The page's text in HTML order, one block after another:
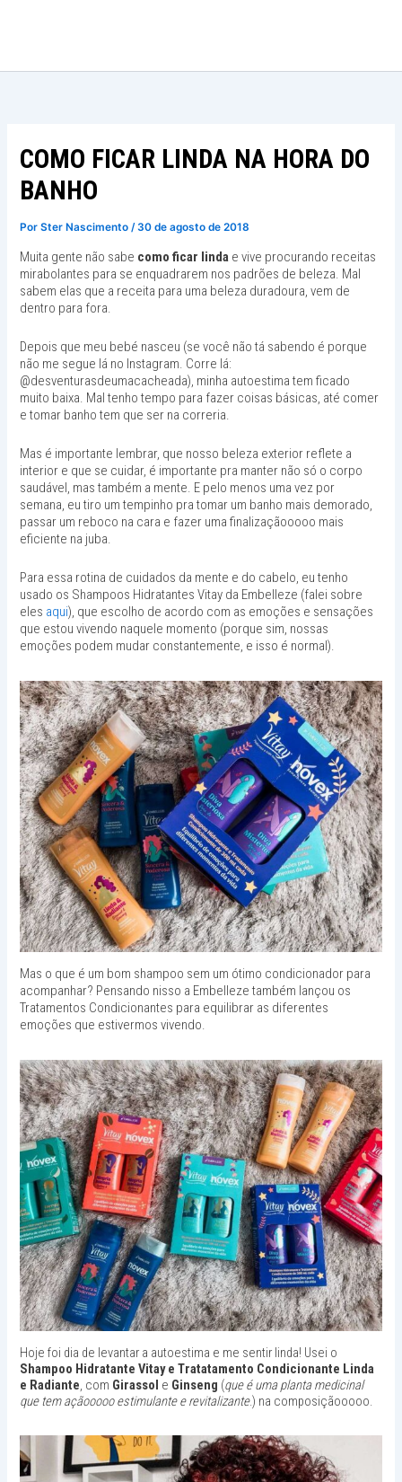
conteúdo
COMO FICAR LINDA NA HORA DO
BANHO
PorSter Nascimento/30 de agosto de 2018
Muita gente não sabe como ficar linda e vive procurando receitas
mirabolantes para se enquadrarem nos padrões de beleza. Mal
sabem elas que a receita para uma beleza duradoura, vem de
dentro para fora.
Depois que meu bebé nasceu (se você não tá sabendo é porque
não me segue lá no Instagram. Corre lá:
@desventurasdeumacacheada), minha autoestima tem ficado
muito baixa. Mal tenho tempo para fazer coisas básicas, até comer
e tomar banho tem que ser na correria.
Mas é importante lembrar, que nosso beleza exterior reflete a
interior e que se cuidar, é importante pra manter não só o corpo
saudável, mas também a mente. E pelo menos uma vez por
semana, eu tiro um tempinho pra tomar um banho mais demorado,
passar um reboco na cara e fazer uma finalizaçãooooo mais
eficiente na juba.
Para essa rotina de cuidados da mente e do cabelo, eu tenho
usado os Shampoos Hidratantes Vitay da Embelleze (falei sobre
eles aqui), que escolho de acordo com as emoções e sensações
que estou vivendo naquele momento (porque sim, nossas
emoções podem mudar constantemente, e isso é normal).
Mas o que é um bom shampoo sem um ótimo condicionador para
acompanhar? Pensando nisso a Embelleze também lançou os
Tratamentos Condicionantes para equilibrar as diferentes
emoções que estivermos vivendo.
Hoje foi dia de levantar a autoestima e me sentir linda! Usei o
Shampoo Hidratante Vitay e Tratatamento Condicionante Linda
e Radiante, com Girassol e Ginseng (que é uma planta medicinal
que tem açãooooo estimulante e revitalizante.) na composiçãooooo.